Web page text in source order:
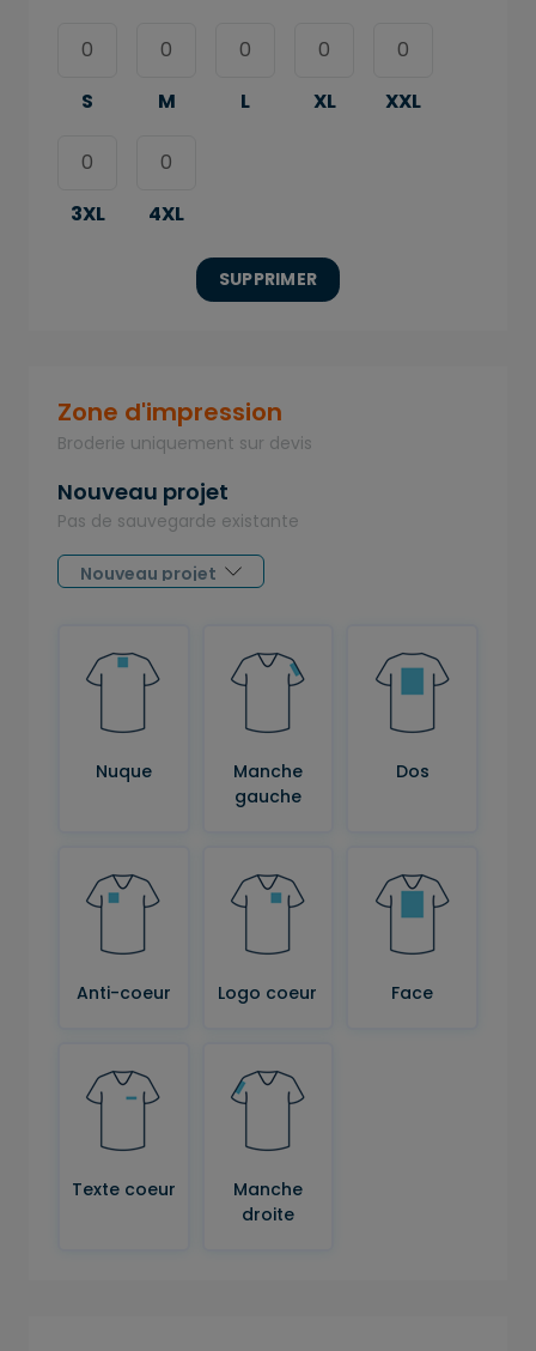
S M L XL XXL
3XL 4XL
SUPPRIMER
Zone d'impression
Broderie uniquement sur devis
Nouveau projet
Pas de sauvegarde existante
Nuque
Manche
gauche
Dos
Anti-coeur Logo coeur Face
Texte coeur
Manche
droite